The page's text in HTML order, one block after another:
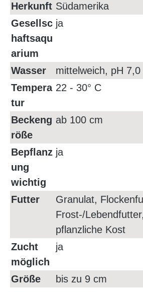
Herkunft Südamerika
Gesellsc
haftsaqu
arium
ja
Wasser
mittelweich, pH
Tempera
tur
22 - 30° C
Beckeng
röße
ab 100 cm
Bepflanz
ung
wichtig
ja
Futter
Granulat,
Frost-/
pflanzliche Kost
Zucht
möglich
ja
Größe bis zu 9 cm